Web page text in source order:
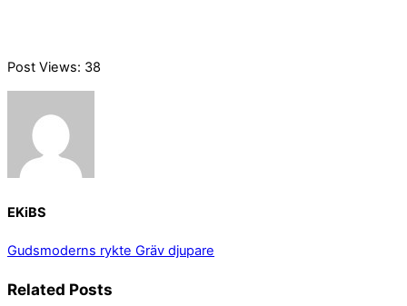
Post Views: 38
EKiBS
Gudsmoderns rykte Gräv djupare
Related Posts